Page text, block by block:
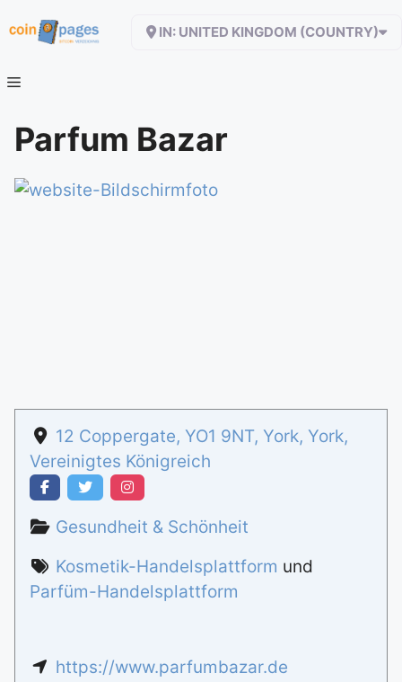
Inhalt
IN: UNITED KINGDOM (COUNTRY)
Parfum Bazar
12 Coppergate, YO1 9NT, York, York,
Vereinigtes Königreich
Gesundheit & Schönheit
Kosmetik-Handelsplattform und
Parfüm-Handelsplattform
https://www.parfumbazar.de